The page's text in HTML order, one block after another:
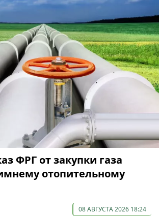
ФРГ от закупки газа
отопительному
08 АВГУСТА 2026 18:24